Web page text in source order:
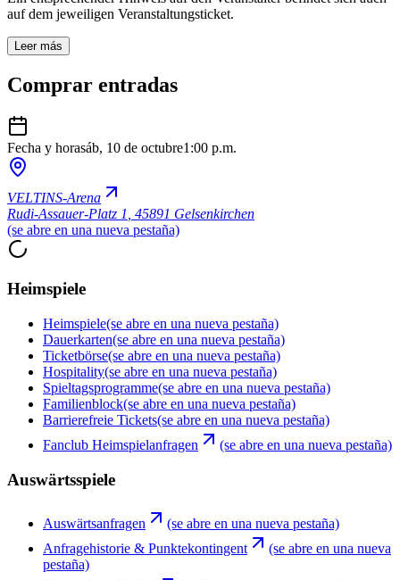
auf dem jeweiligen Veranstaltungsticket.
Leer más
Comprar entradas
Fecha y horasáb, 10 de octubre1:00 p.m.
VELTINS-Arena
Rudi-Assauer-Platz 1 45891 Gelsenkirchen
(se abre en una nueva pestaña)
Heimspiele
Heimspiele(se abre en una nueva pestaña)
Dauerkarten(se abre en una nueva pestaña)
Ticketbörse(se abre en una nueva pestaña)
Hospitality(se abre en una nueva pestaña)
Spieltagsprogramme(se abre en una nueva pestaña)
Familienblock(se abre en una nueva pestaña)
Barrierefreie Tickets(se abre en una nueva pestaña)
Fanclub Heimspielanfragen
(se abre en una nueva pestaña)
Auswärtsspiele
Auswärtsanfragen
(se abre en una nueva pestaña)
Anfragehistorie & Punktekontingent
(se abre en una nueva
pestaña)